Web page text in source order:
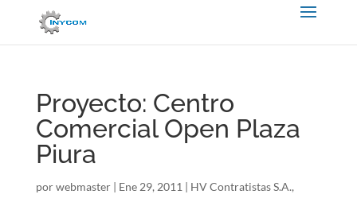
Proyecto: Centro
Comercial Open Plaza
Piura
porwebmaster| Ene 29, 2011 | HV Contratistas S.A.,